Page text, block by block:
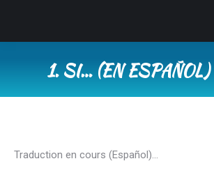
1. SI… (EN
Traduction en cours (Español)…